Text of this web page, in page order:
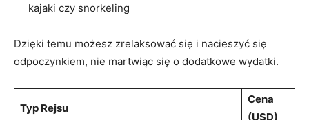
kajaki czy snorkeling
Dzięki temu możesz zrelaksować się i‌ nacieszyć ‍się
odpoczynkiem, nie martwiąc się o dodatkowe wydatki.
Typ Rejsu
Cena
(USD)